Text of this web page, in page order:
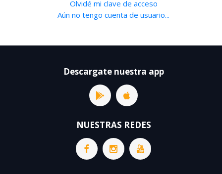
Olvidé mi clave de acceso
Aún no tengo cuenta de usuario...
Descargate nuestra app
NUESTRAS REDES